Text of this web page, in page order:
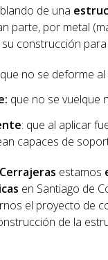
de una
parte, por metal
su construcción
que no se deforme
que no se vuelque
: que al aplicar
capaces de
estamos
en Santiago de
el proyecto de
de la